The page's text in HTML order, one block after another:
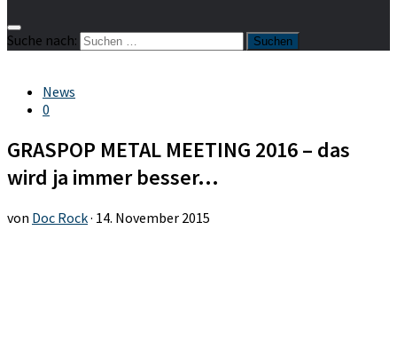
Suche nach:
News
0
GRASPOP METAL MEETING 2016 – das
wird ja immer besser…
von Doc Rock· 14. November 2015